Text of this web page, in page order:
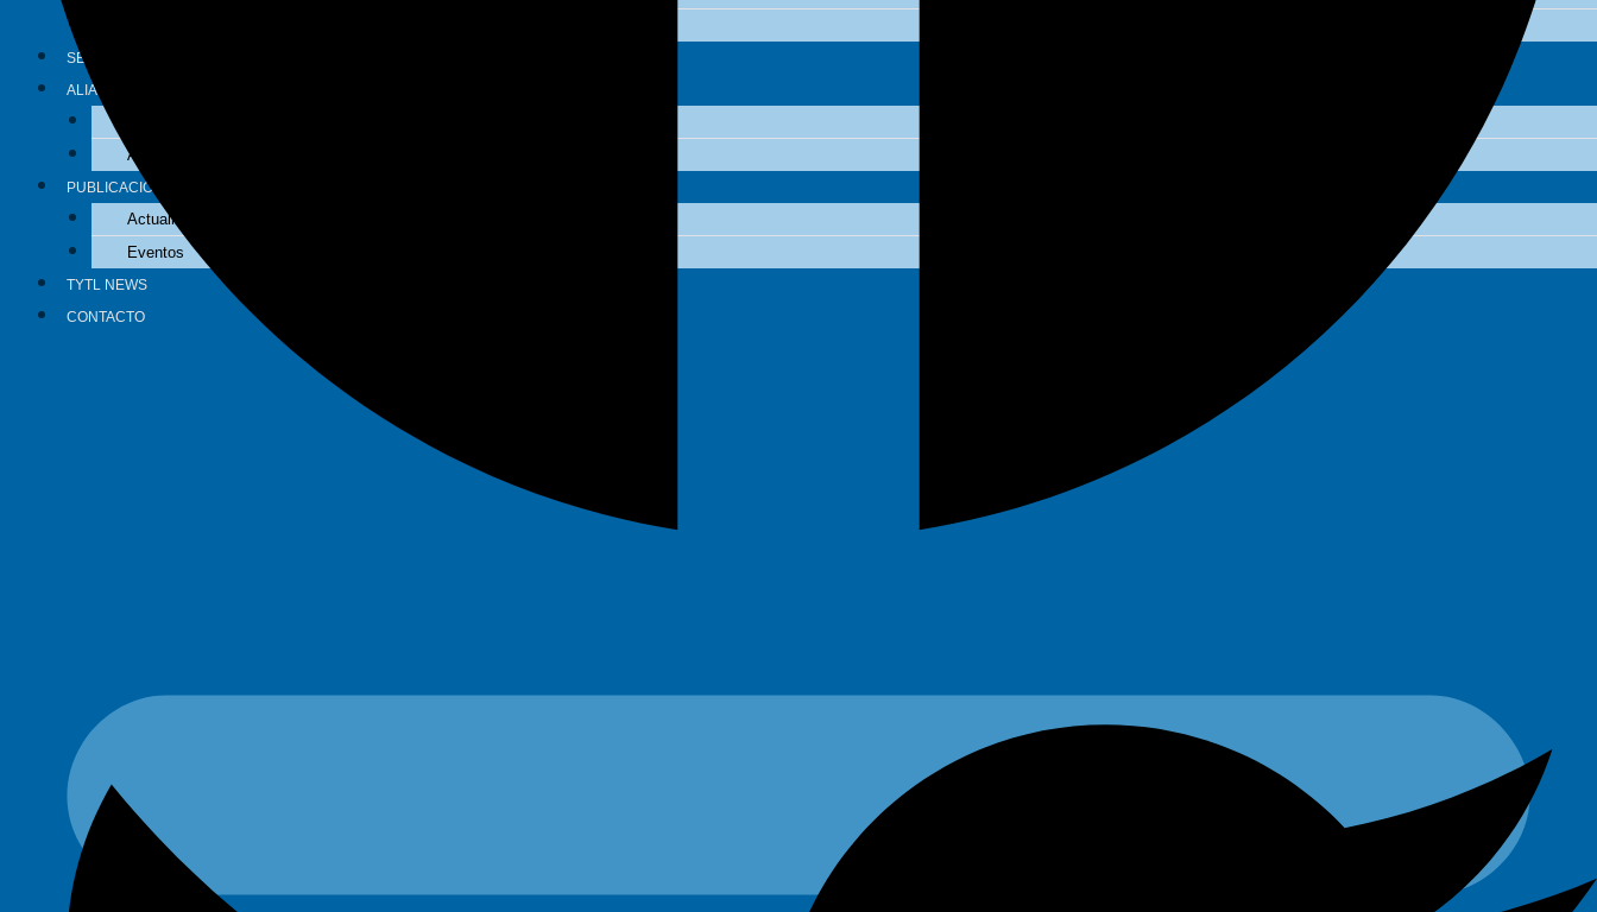
SECTORES
ALIADOS
Aliados Internacionales
PUBLICACIONES
Actualidad
Eventos
TYTL NEWS
CONTACTO